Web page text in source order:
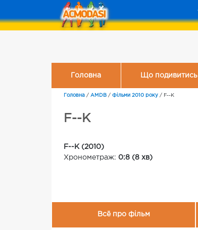
Головна Що подивитись
Головна / AMDB / Фільми 2010 року / F--K
F--K
F--K (2010)
Хронометраж: 0:8 (8 хв)
Всё про фільм